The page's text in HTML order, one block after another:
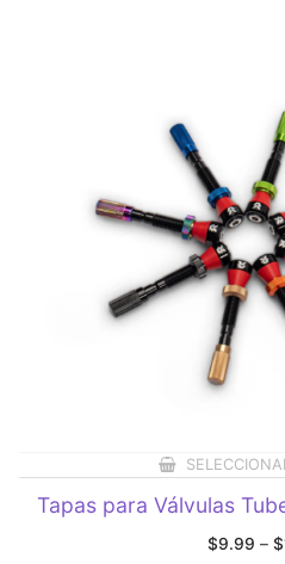
Tapas para Válvulas
$9.99 – $